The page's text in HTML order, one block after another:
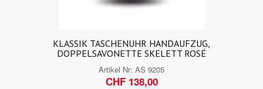
KLASSIK TASCHENUHR HANDAUFZUG,
DOPPELSAVONETTE SKELETT ROSÉ
Artikel Nr: AS 9205
CHF 138,00